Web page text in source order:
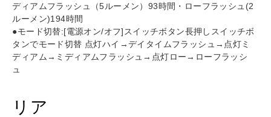
ディアムフラッシュ（5ルーメン）93時間・ローフラッシュ(2
ルーメン)194時間
●モード切替:[電源オン/オフ]スイッチボタン長押しスイッチボ
タンでモード切替 点灯ハイ→デイタイムフラッシュ→点灯ミ
ディアム→ミディアムフラッシュ→点灯ロー→ローフラッシ
ュ
リア